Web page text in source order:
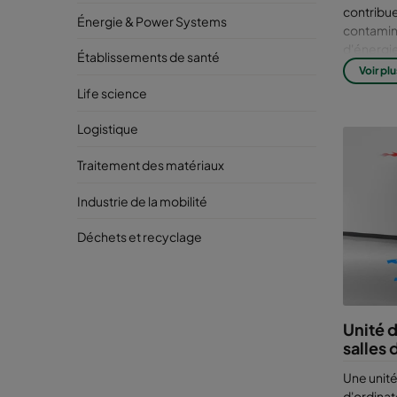
Énergie & Power Systems
Établissements de santé
Life science
Logistique
Traitement des matériaux
Industrie de la mobilité
Déchets et recyclage
Plus
centres
Les
ainsi
perte de
Voir
Unité
salles
Une